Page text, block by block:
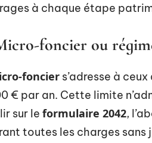
à chaque étape
foncier ou
foncier s’adresse à
€ par an. Cette limite
sur le formulaire 2042,
toutes les charges sans